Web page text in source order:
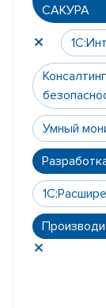
САКУРА
Умный